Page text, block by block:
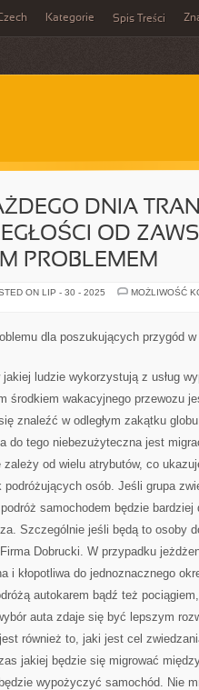
Kategorie Spis Treści
DNIA
OD
PROBLEMEM
ON LIP - 30 - 2025
MOŻLIWOŚĆ
dla poszukujących przygód
ludzie wykorzystują z usług
środkiem wakacyjnego przewozu
znaleźć w odległym zakątku
do tego niebezużyteczna jest
od wielu atrybutów, co
osób. Jeśli grupa
samochodem będzie bardziej
Szczególnie jeśli będą to osoby
Dobrucki. W przypadku
i kłopotliwa do jednoznacznego
autokarem bądź też
auta zdaje się być lepszym
również to, jaki jest cel
jakiej będzie się migrować
wypożyczyć samochód. Nie